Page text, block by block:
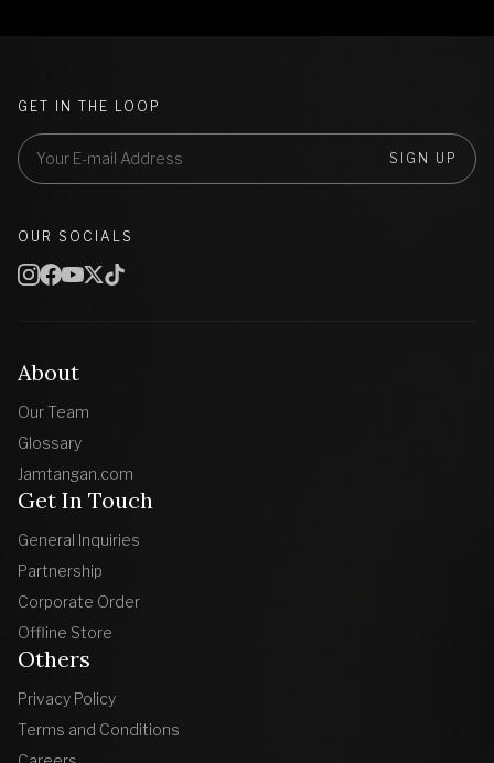
About
Our Team
Glossary
Jamtangan.com
Get In Touch
General Inquiries
Partnership
Corporate Order
Offline Store
Others
Privacy Policy
Terms and Conditions
GET IN THE LOOP
SIGN UP
OUR SOCIALS